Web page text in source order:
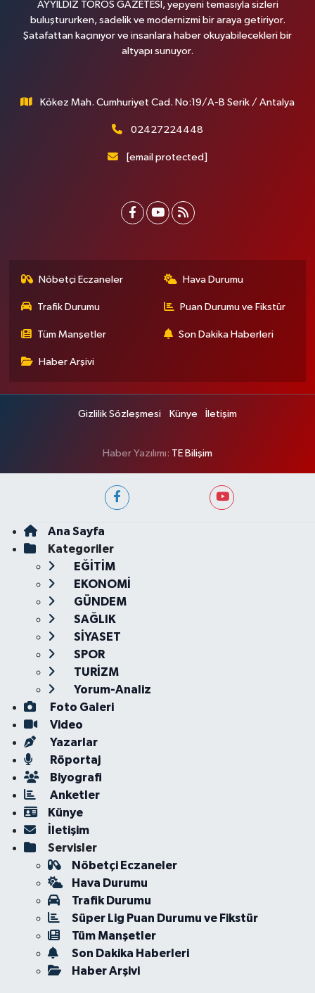
AYYILDIZ TOROS GAZETESİ, yepyeni temasıyla sizleri
buluştururken, sadelik ve modernizmi bir araya getiriyor.
Şatafattan kaçınıyor ve insanlara haber okuyabilecekleri bir
altyapı sunuyor.
Kökez Mah. Cumhuriyet Cad. No:19/A-B Serik / Antalya
02427224448
[email protected]
Nöbetçi Eczaneler Hava Durumu
Trafik Durumu Puan Durumu ve Fikstür
Tüm Manşetler Son Dakika Haberleri
Haber Arşivi
Gizlilik Sözleşmesi Künye İletişim
Haber Yazılımı: TE Bilişim
Ana Sayfa
Kategoriler
EĞİTİM
EKONOMİ
GÜNDEM
SAĞLIK
SİYASET
SPOR
TURİZM
Yorum-Analiz
Foto Galeri
Video
Yazarlar
Röportaj
Biyografi
Anketler
Künye
İletişim
Servisler
Nöbetçi Eczaneler
Hava Durumu
Trafik Durumu
Süper Lig Puan Durumu ve Fikstür
Tüm Manşetler
Son Dakika Haberleri
Haber Arşivi